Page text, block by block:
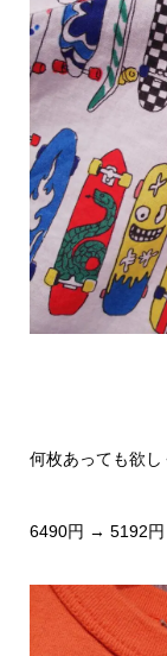
何枚あっても欲し
6490円 → 5192円